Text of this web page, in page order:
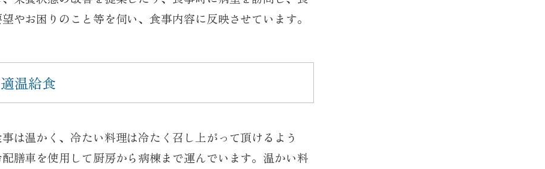
やお困りのこと等を伺い、食事内容に反映させています。
適温給食
は温かく、冷たい料理は冷たく召し上がって頂けるよう
膳車を使用して厨房から病棟まで運んでいます。温かい料